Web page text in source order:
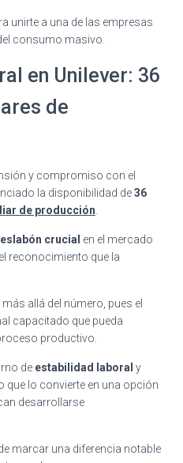
unirte a una de las empresas
consumo masivo.
en Unilever: 36
de
y compromiso con el
la disponibilidad de36
de producción
eslabón crucial en el mercado
reconocimiento que la
allá del número, pues el
capacitado que pueda
productivo.
de estabilidad laboral y
lo que lo convierte en una opción
desarrollarse
marcar una diferencia notable